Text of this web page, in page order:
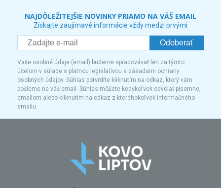
NAJDÔLEŽITEJŠIE NOVINKY PRIAMO NA VÁŠ EMAIL
Získajte zaujímavé informácie vždy medzi prvými
Odoberať
Vaše osobné údaje (email) budeme spracovávať len za týmto
účelom v súlade s platnou legislatívou a zásadami ochrany
osobných údajov. Súhlas potvrdíte kliknutím na odkaz, ktorý vám
pošleme na váš email. Súhlas môžete kedykoľvek odvolať písomne,
emailom alebo kliknutím na odkaz z ktoréhokoľvek informačného
emailu.